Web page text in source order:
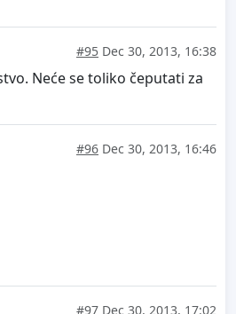
#95 Dec 30, 2013, 16:38
Neće se toliko čeputati za
#96 Dec 30, 2013, 16:46
#97 Dec 30, 2013, 17:02